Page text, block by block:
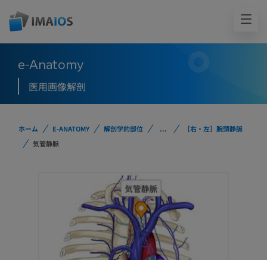
e-Anatomy
医用画像解剖
ホーム E-ANATOMY 解剖学的部位 ...
［右・左］腕頭静脈
気管静脈